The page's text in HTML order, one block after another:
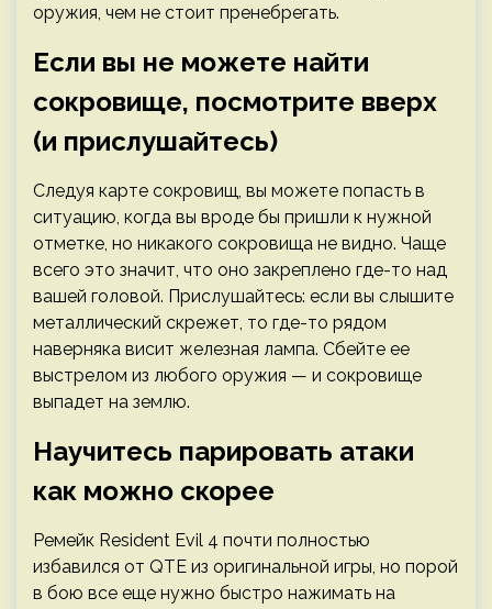
оружия, чем не стоит пренебрегать.
Если вы не можете найти
сокровище, посмотрите вверх
(и прислушайтесь)
Следуя карте сокровищ, вы можете попасть в
ситуацию, когда вы вроде бы пришли к нужной
отметке, но никакого сокровища не видно. Чаще
всего это значит, что оно закреплено где-то над
вашей головой. Прислушайтесь: если вы слышите
металлический скрежет, то где-то рядом
наверняка висит железная лампа. Сбейте ее
выстрелом из любого оружия — и сокровище
выпадет на землю.
Научитесь парировать атаки
как можно скорее
Ремейк Resident Evil 4 почти полностью
избавился от QTE из оригинальной игры, но порой
в бою все еще нужно быстро нажимать на